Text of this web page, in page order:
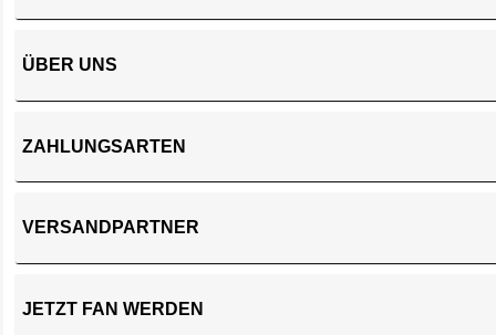
ÜBER UNS
ZAHLUNGSARTEN
VERSANDPARTNER
JETZT FAN WERDEN